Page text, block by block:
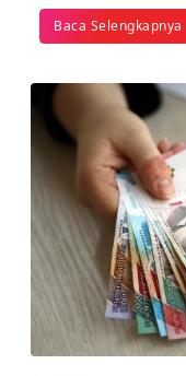
Baca Selengkapnya